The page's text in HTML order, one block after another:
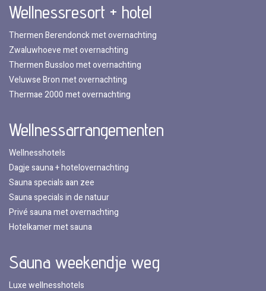
Wellnessresort + hotel
Thermen Berendonck met overnachting
Zwaluwhoeve met overnachting
Thermen Bussloo met overnachting
Veluwse Bron met overnachting
Thermae 2000 met overnachting
Wellnessarrangementen
Wellnesshotels
Dagje sauna + hotelovernachting
Sauna specials aan zee
Sauna specials in de natuur
Privé sauna met overnachting
Hotelkamer met sauna
Sauna weekendje weg
Luxe wellnesshotels